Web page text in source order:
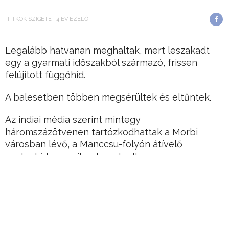
TITKOK SZIGETE 4 ÉV EZELŐTT
Legalább hatvanan meghaltak, mert leszakadt
egy a gyarmati időszakból származó, frissen
felújított függőhíd.
A balesetben többen megsérültek és eltűntek.
Az indiai média szerint mintegy
háromszázötvenen tartózkodhattak a Morbi
városban lévő, a Manccsu-folyón átívelő
gyaloghídon, amikor leszakadt.